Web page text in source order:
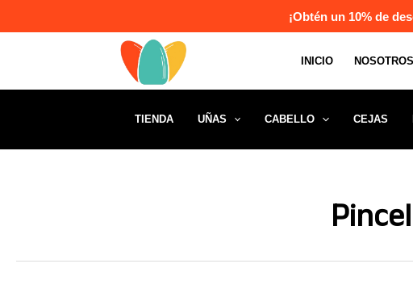
al
¡Obtén un 10% de
INICIO NOSOTROS
TIENDA UÑAS CABELLO CEJAS